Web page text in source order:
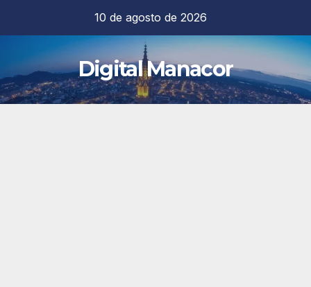
contenido
10 de agosto de 2026
Digital Manacor